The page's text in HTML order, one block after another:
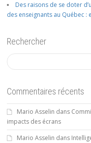
Des raisons de se doter
des enseignants au Québec :
Rechercher
Commentaires récents
Mario Asselin dans
impacts des écrans
Mario Asselin dans